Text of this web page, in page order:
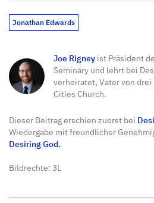
Jonathan Edwards
Joe Rigney ist Präsident
Seminary und lehrt bei
verheiratet, Vater von
Cities Church.
Dieser Beitrag erschien zuerst bei
Wiedergabe mit freundlicher
Desiring God.
Bildrechte: 3L